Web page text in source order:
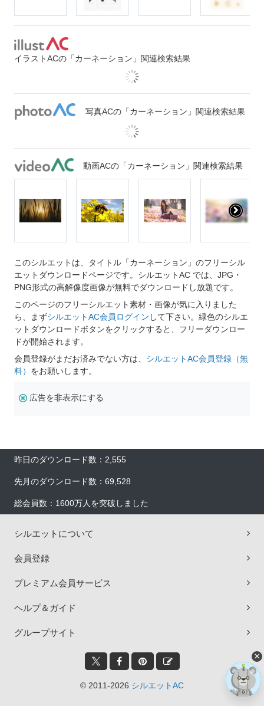
イラストACの「カーネーション」関連検索結果
写真ACの「カーネーション」関連検索結果
動画ACの「カーネーション」関連検索結果
このシルエットは、タイトル「カーネーション」のフリーシル
エットダウンロードページです。シルエットAC では、JPG・
PNG形式の高解像度画像が無料でダウンロードし放題です。
このページのフリーシルエット素材・画像が気に入りました
ら、まずシルエットAC会員ログイン して下さい。緑色のシルエ
ットダウンロードボタンをクリックすると、フリーダウンロー
ドが開始されます。
会員登録がまだお済みでない方は、 シルエットAC会員登録（無
料） をお願いします。
広告を非表示にする
昨日のダウンロード数：2,555
先月のダウンロード数：69,528
総会員数：1600万人を突破しました
シルエットについて
会員登録
プレミアム会員サービス
ヘルプ＆ガイド
グループサイト
© 2011-2026 シルエットAC
×